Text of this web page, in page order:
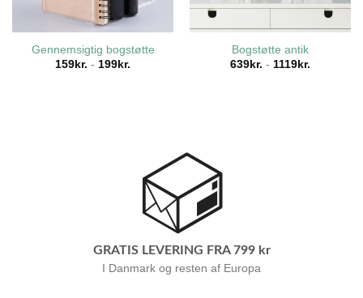
Gennemsigtig bogstøtte
159 kr. - 199 kr.
Bogstøtte antik
639 kr. - 1119 kr.
GRATIS LEVERING FRA 799 kr
I Danmark og resten af Europa